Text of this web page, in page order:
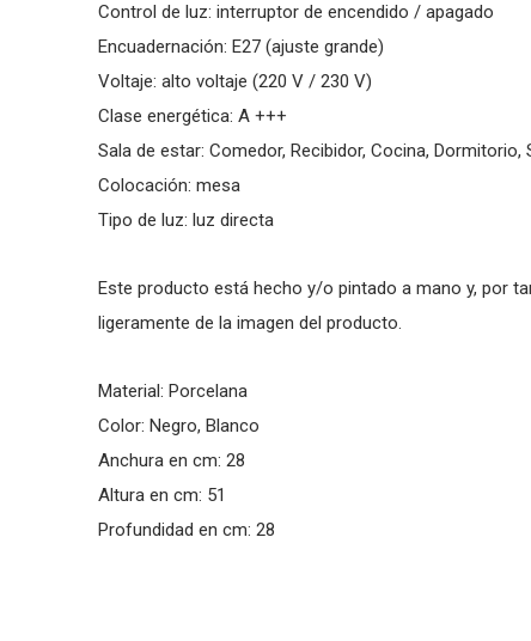
Control de luz: interruptor de encendido / apagado
Encuadernación: E27 (ajuste grande)
Voltaje: alto voltaje (220 V / 230 V)
Clase energética: A +++
Sala de estar: Comedor, Recibidor, Cocina,
Colocación: mesa
Tipo de luz: luz directa
Este producto está hecho y/o pintado a mano y, por
ligeramente de la imagen del producto.
Material: Porcelana
Color: Negro, Blanco
Anchura en cm: 28
Altura en cm: 51
Profundidad en cm: 28